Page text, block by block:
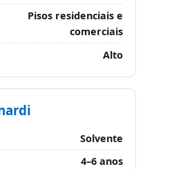
Pisos residenciais e
comerciais
Alto
Solvente
4–6 anos